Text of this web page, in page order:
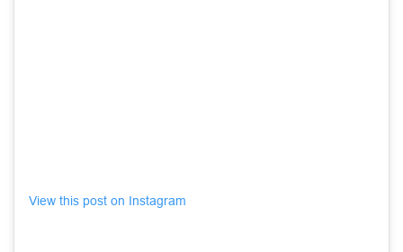
View this post on Instagram